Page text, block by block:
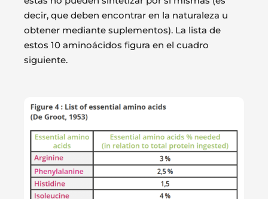
decir, que deben encontrar en la naturaleza u
obtener mediante suplementos). La lista de
estos 10 aminoácidos figura en el cuadro
siguiente.